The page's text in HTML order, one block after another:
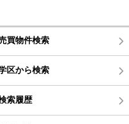
買物件検索
区から検索
索履歴